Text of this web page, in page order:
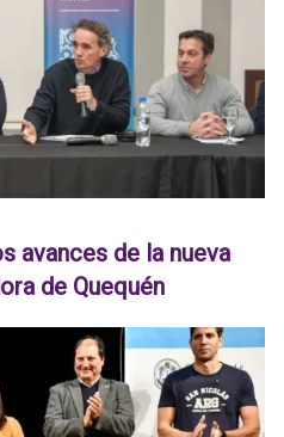
avances de la nueva
de Quequén